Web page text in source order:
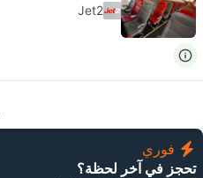
Jet2
فوري
تحجز في آخر لحظة؟